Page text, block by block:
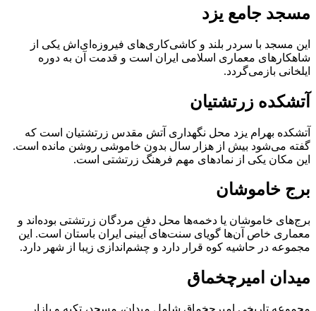
مسجد جامع یزد
این مسجد با سردر بلند و کاشی‌کاری‌های فیروزه‌ای‌اش یکی از
شاهکارهای معماری اسلامی ایران است و قدمت آن به دوره
ایلخانی بازمی‌گردد.
آتشکده زرتشتیان
آتشکده بهرام یزد محل نگهداری آتش مقدس زرتشتیان است که
گفته می‌شود بیش از هزار سال بدون خاموشی روشن مانده است.
این مکان یکی از نمادهای مهم فرهنگ زرتشتی است.
برج خاموشان
برج‌های خاموشان یا دخمه‌ها محل دفن مردگان زرتشتی بوده‌اند و
معماری خاص آن‌ها گویای سنت‌های آیینی ایران باستان است. این
مجموعه در حاشیه کوه قرار دارد و چشم‌اندازی زیبا از شهر دارد.
میدان امیرچخماق